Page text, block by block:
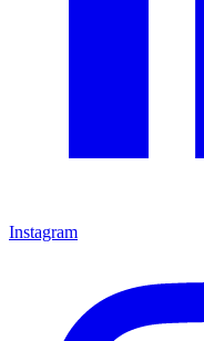
Instagram